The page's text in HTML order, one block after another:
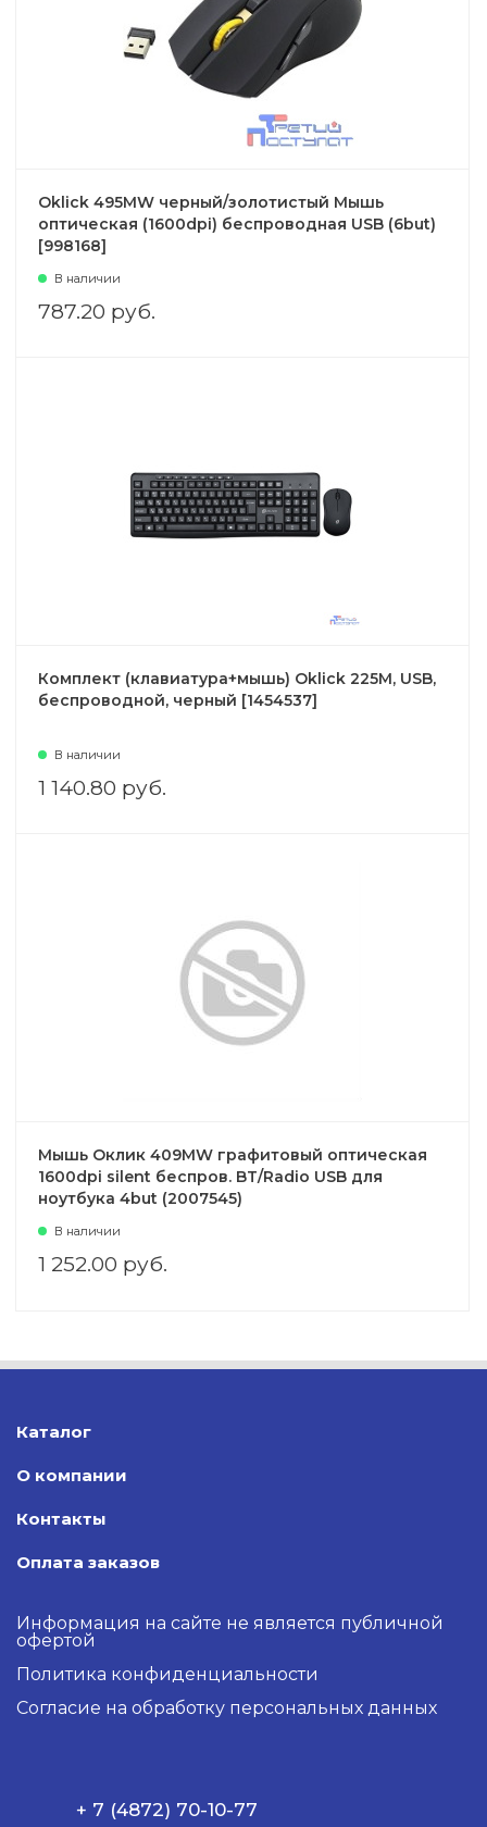
Oklick 495MW черный/золотистый Мышь
оптическая (1600dpi) беспроводная USB (6but)
[998168]
В наличии
787.20 руб.
Комплект (клавиатура+мышь) Oklick 225M, USB,
беспроводной, черный [1454537]
В наличии
1 140.80 руб.
Мышь Оклик 409MW графитовый оптическая
1600dpi silent беспров. BT/Radio USB для
ноутбука 4but (2007545)
В наличии
1 252.00 руб.
Каталог
О компании
Контакты
Оплата заказов
Информация на сайте не является публичной
офертой
Политика конфиденциальности
Согласие на обработку персональных данных
+ 7 (4872) 70-10-77